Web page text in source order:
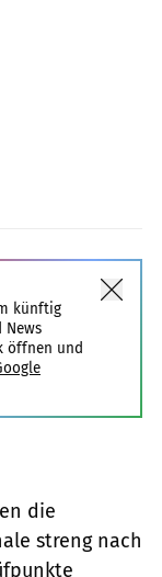
künftig
News
öffnen und
die
streng nach